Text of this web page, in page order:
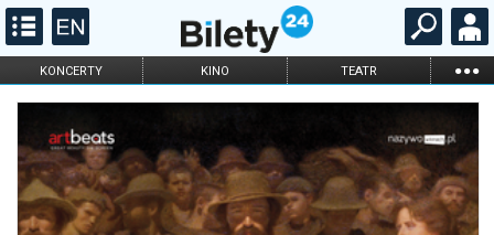
KONCERTY KINO TEATR ...
FILHARMONIA OPERA I BALET
DLA DZIECI
KARNETY